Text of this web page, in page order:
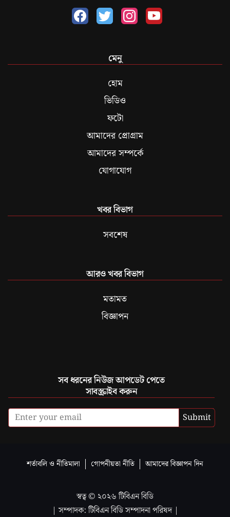
মেনু
হোম
ভিডিও
ফটো
আমাদের প্রোগ্রাম
আমাদের সম্পর্কে
যোগাযোগ
খবর বিভাগ
সবশেষ
আরও খবর বিভাগ
মতামত
বিজ্ঞাপন
সব ধরনের নিউজ আপডেট পেতে
সাবস্ক্রাইব করুন
Submit
শর্তাবলি ও নীতিমালা গোপনীয়তা নীতি আমাদের বিজ্ঞাপন দিন
স্বত্ব © ২০২৬ টিবিএন বিডি
| সম্পাদক: টিবিএন বিডি সম্পাদনা পরিষদ |